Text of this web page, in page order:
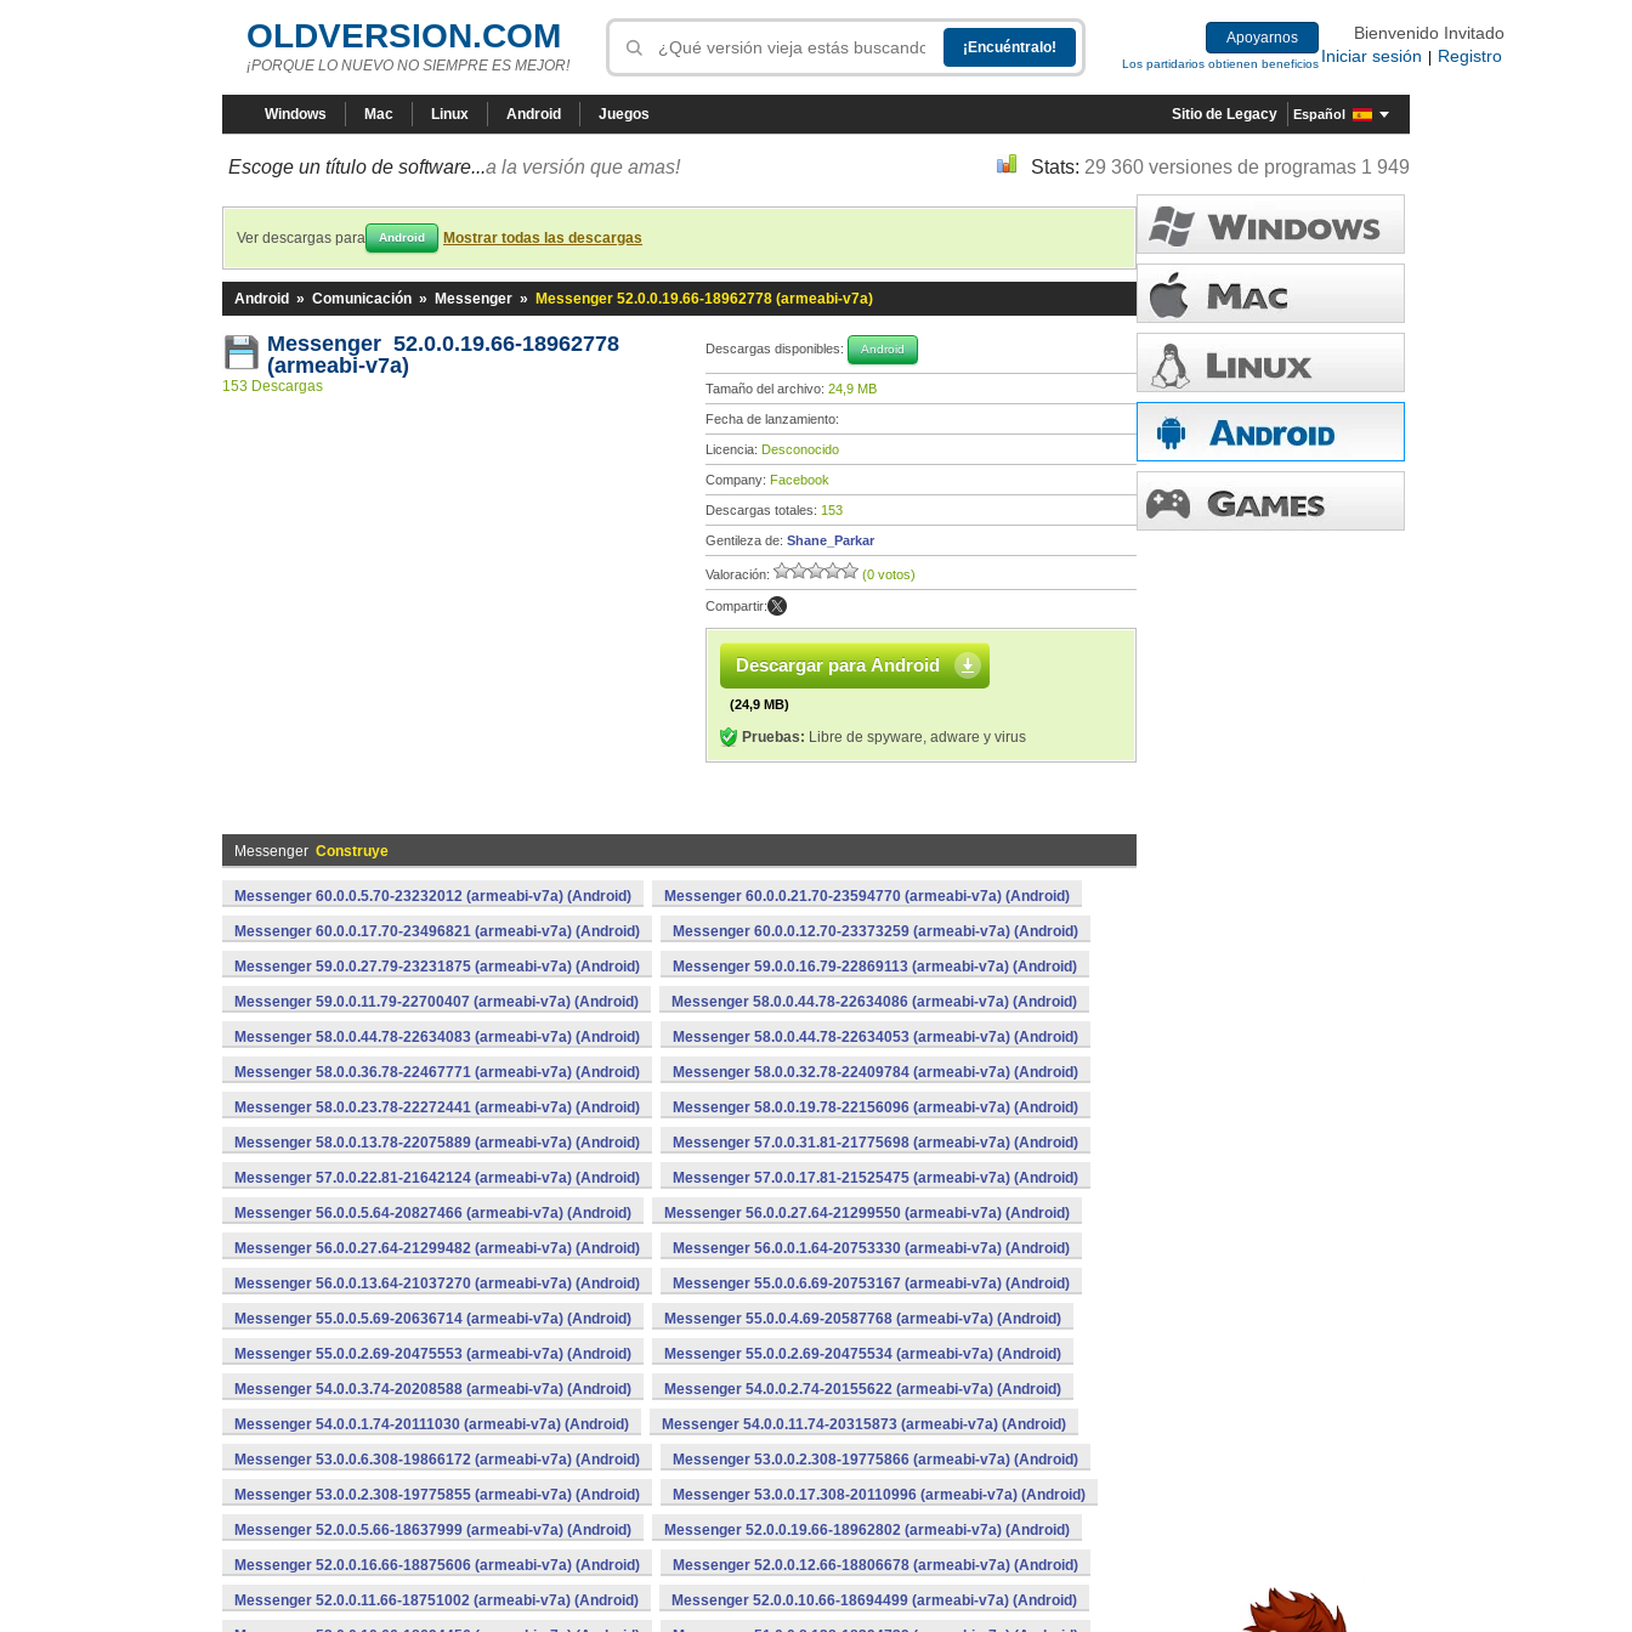
OLDVERSION.COM
¡PORQUE LO NUEVO NO SIEMPRE ES MEJOR!
Apoyarnos
Los partidarios obtienen beneficios
Bienvenido Invitado
Iniciar sesión
Registro
Windows Mac Linux Android Juegos Sitio de Legacy Español
Escoge un título de software...a la versión que amas! Stats: 29 360 versiones de programas 1 949
Ver descargas para Android Mostrar todas las descargas
Android » Comunicación » Messenger » Messenger 52.0.0.19.66-18962778 (armeabi-v7a)
Messenger 52.0.0.19.66-18962778
(armeabi-v7a)
153 Descargas
Descargas disponibles: Android
Tamaño del archivo: 24,9 MB
Fecha de lanzamiento:
Licencia: Desconocido
Company: Facebook
Descargas totales: 153
Gentileza de: Shane_Parkar
Valoración: (0 votos)
Compartir:
Descargar para Android
(24,9 MB)
Pruebas: Libre de spyware, adware y virus
Messenger Construye
Messenger 60.0.0.5.70-23232012 (armeabi-v7a) (Android) Messenger 60.0.0.21.70-23594770 (armeabi-v7a) (Android)
Messenger 60.0.0.17.70-23496821 (armeabi-v7a) (Android) Messenger 60.0.0.12.70-23373259 (armeabi-v7a) (Android)
Messenger 59.0.0.27.79-23231875 (armeabi-v7a) (Android) Messenger 59.0.0.16.79-22869113 (armeabi-v7a) (Android)
Messenger 59.0.0.11.79-22700407 (armeabi-v7a) (Android) Messenger 58.0.0.44.78-22634086 (armeabi-v7a) (Android)
Messenger 58.0.0.44.78-22634083 (armeabi-v7a) (Android) Messenger 58.0.0.44.78-22634053 (armeabi-v7a) (Android)
Messenger 58.0.0.36.78-22467771 (armeabi-v7a) (Android) Messenger 58.0.0.32.78-22409784 (armeabi-v7a) (Android)
Messenger 58.0.0.23.78-22272441 (armeabi-v7a) (Android) Messenger 58.0.0.19.78-22156096 (armeabi-v7a) (Android)
Messenger 58.0.0.13.78-22075889 (armeabi-v7a) (Android) Messenger 57.0.0.31.81-21775698 (armeabi-v7a) (Android)
Messenger 57.0.0.22.81-21642124 (armeabi-v7a) (Android) Messenger 57.0.0.17.81-21525475 (armeabi-v7a) (Android)
Messenger 56.0.0.5.64-20827466 (armeabi-v7a) (Android) Messenger 56.0.0.27.64-21299550 (armeabi-v7a) (Android)
Messenger 56.0.0.27.64-21299482 (armeabi-v7a) (Android) Messenger 56.0.0.1.64-20753330 (armeabi-v7a) (Android)
Messenger 56.0.0.13.64-21037270 (armeabi-v7a) (Android) Messenger 55.0.0.6.69-20753167 (armeabi-v7a) (Android)
Messenger 55.0.0.5.69-20636714 (armeabi-v7a) (Android) Messenger 55.0.0.4.69-20587768 (armeabi-v7a) (Android)
Messenger 55.0.0.2.69-20475553 (armeabi-v7a) (Android) Messenger 55.0.0.2.69-20475534 (armeabi-v7a) (Android)
Messenger 54.0.0.3.74-20208588 (armeabi-v7a) (Android) Messenger 54.0.0.2.74-20155622 (armeabi-v7a) (Android)
Messenger 54.0.0.1.74-20111030 (armeabi-v7a) (Android) Messenger 54.0.0.11.74-20315873 (armeabi-v7a) (Android)
Messenger 53.0.0.6.308-19866172 (armeabi-v7a) (Android) Messenger 53.0.0.2.308-19775866 (armeabi-v7a) (Android)
Messenger 53.0.0.2.308-19775855 (armeabi-v7a) (Android) Messenger 53.0.0.17.308-20110996 (armeabi-v7a) (Android)
Messenger 52.0.0.5.66-18637999 (armeabi-v7a) (Android) Messenger 52.0.0.19.66-18962802 (armeabi-v7a) (Android)
Messenger 52.0.0.16.66-18875606 (armeabi-v7a) (Android) Messenger 52.0.0.12.66-18806678 (armeabi-v7a) (Android)
Messenger 52.0.0.11.66-18751002 (armeabi-v7a) (Android) Messenger 52.0.0.10.66-18694499 (armeabi-v7a) (Android)